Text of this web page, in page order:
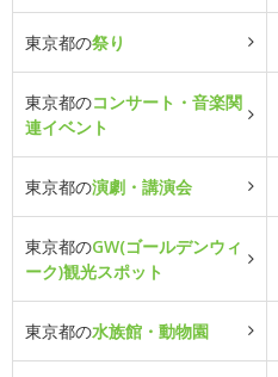
東京都の祭り
東京都のコンサート・音楽関
連イベント
東京都の演劇・講演会
東京都のGW(ゴールデンウィ
ーク)観光スポット
東京都の水族館・動物園